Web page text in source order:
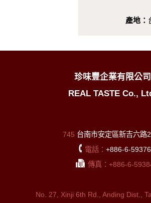
產地：
珍味豐企業有限公司
REAL TASTE Co.,
745 台南市安定區新吉六路
電話： +886-6-
傳真：+886-6-
No. 27, Xinji 6th Rd., Anding Dist.,